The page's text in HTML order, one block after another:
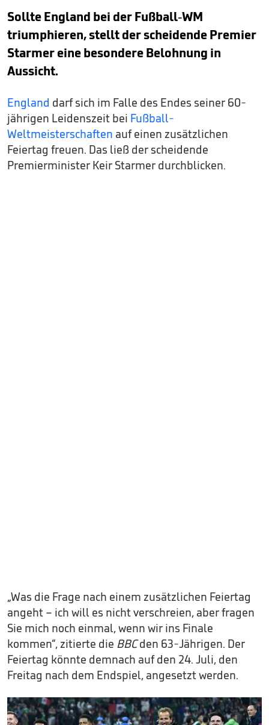
seconds
Sollte England bei der Fußball-WM
triumphieren, stellt der scheidende Premier
Starmer eine besondere Belohnung in
Aussicht.
England darf sich im Falle des Endes seiner 60-
jährigen Leidenszeit bei Fußball-
Weltmeisterschaften auf einen zusätzlichen
Feiertag freuen. Das ließ der scheidende
Premierminister Keir Starmer durchblicken.
„Was die Frage nach einem zusätzlichen Feiertag
angeht – ich will es nicht verschreien, aber fragen
Sie mich noch einmal, wenn wir ins Finale
kommen“, zitierte die BBCden 63-Jährigen. Der
Feiertag könnte demnach auf den 24. Juli, den
Freitag nach dem Endspiel, angesetzt werden.